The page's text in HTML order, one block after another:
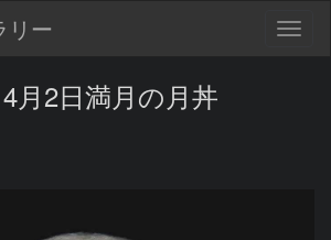
リー
4月2日満月の月丼